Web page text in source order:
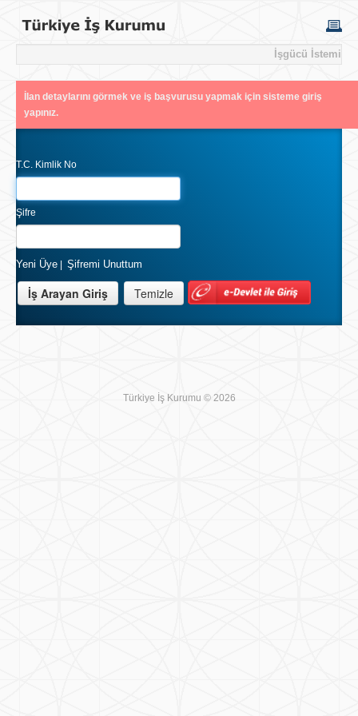
İşgücü İstemi
İlan detaylarını görmek ve iş başvurusu yapmak için sisteme giriş
yapınız.
T.C. Kimlik No
Şifre
Yeni Üye Şifremi Unuttum
Türkiye İş Kurumu © 2026